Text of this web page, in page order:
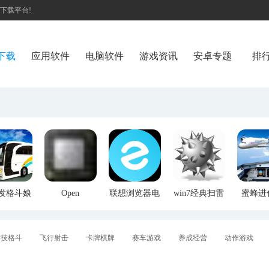
载平台!
载 应用软件 电脑软件 游戏资讯 安卓专题 排
格斗娘
Open
联想浏览器电
win7经典扫雷
蜜蜂进
格斗 飞行射击 卡牌棋牌 赛车游戏 养成经营 动作游戏